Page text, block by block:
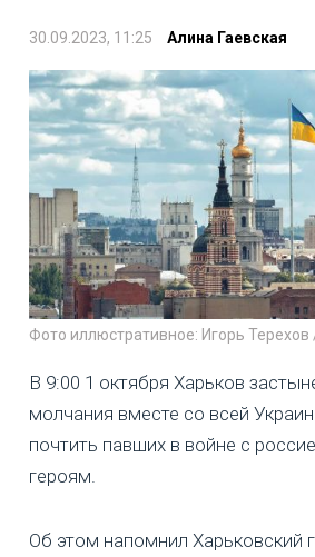
30.09.2023, 11:25 Алина Гаевская
Фото иллюстративное: Игорь Терехов
В 9:00 1 октября Харьков
молчания вместе со всей
почтить павших в войне с
героям.
Об этом напомнил Харьковский